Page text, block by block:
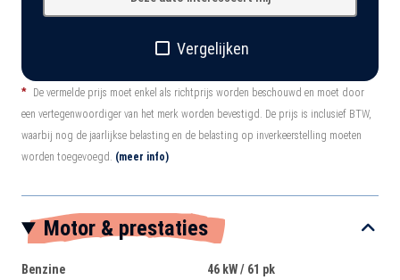
Vergelijken
*
De vermelde prijs moet enkel als richtprijs worden beschouwd en moet door
een vertegenwoordiger van het merk worden bevestigd. De prijs is inclusief BTW,
waarbij nog de jaarlijkse belasting en de belasting op inverkeerstelling moeten
worden toegevoegd. (meer info)
Motor & prestaties
Benzine 46 kW / 61 pk